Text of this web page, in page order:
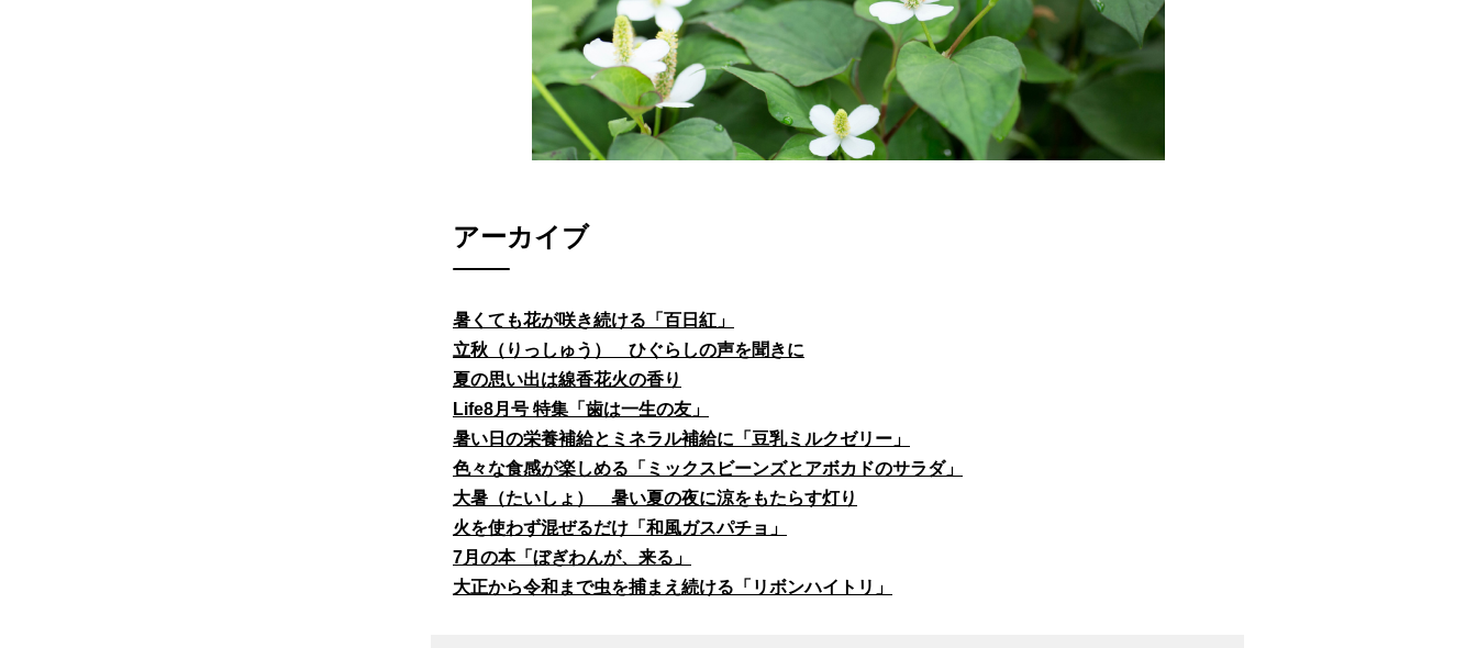
アーカイブ
暑くても花が咲き続ける「百日紅」
立秋（りっしゅう） ひぐらしの声を聞きに
夏の思い出は線香花火の香り
Life8月号 特集「歯は一生の友」
暑い日の栄養補給とミネラル補給に「豆乳ミルクゼリー」
色々な食感が楽しめる「ミックスビーンズとアボカドのサラダ」
大暑（たいしょ） 暑い夏の夜に涼をもたらす灯り
火を使わず混ぜるだけ「和風ガスパチョ」
7月の本「ぼぎわんが、来る」
大正から令和まで虫を捕まえ続ける「リボンハイトリ」